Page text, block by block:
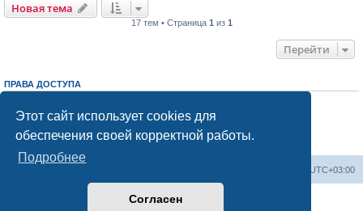
Этот сайт использует cookies для
обеспечения своей корректной работы.
Подробнее
Согласен
Новая тема
17 тем • Страница 1 из 1
Перейти
ПРАВА ДОСТУПА
Выне можетеотвечать на сообщения
Выне можетередактировать свои сообщения
Выне можетеудалять свои сообщения
добавлять вложения
UTC+03:00
Создано на основеphpBB® Forum Software © phpBB Limited